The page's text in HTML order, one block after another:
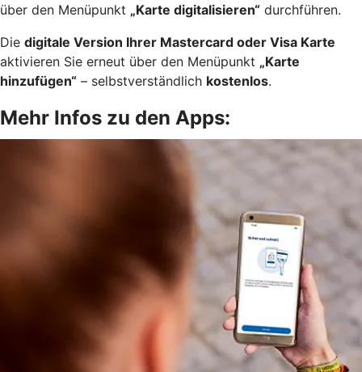
über den Menüpunkt „Karte digitalisieren“ durchführen.
Die digitale Version Ihrer Mastercard oder Visa Karte
aktivieren Sie erneut über den Menüpunkt „Karte
hinzufügen“ – selbstverständlich kostenlos.
Mehr Infos zu den Apps: